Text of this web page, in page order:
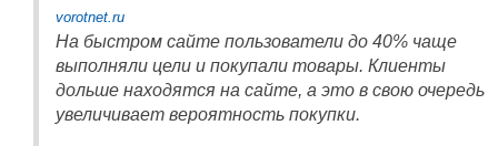
vorotnet.ru
На быстром сайте пользователи до 40% чаще
выполняли цели и покупали товары. Клиенты
дольше находятся на сайте, а это в свою очередь
увеличивает вероятность покупки.